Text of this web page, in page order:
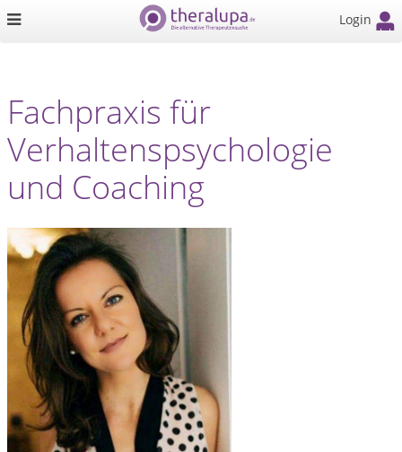
Login
Fachpraxis für
Verhaltenspsychologie
und Coaching